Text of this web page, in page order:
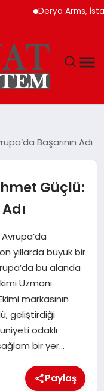
Derya Arms,
Başarının Adı
Güçlü:
yıllarda büyük bir
bu alanda
Uzmanı
markasının
geliştirdiği
odaklı
bir yer…
Paylaş